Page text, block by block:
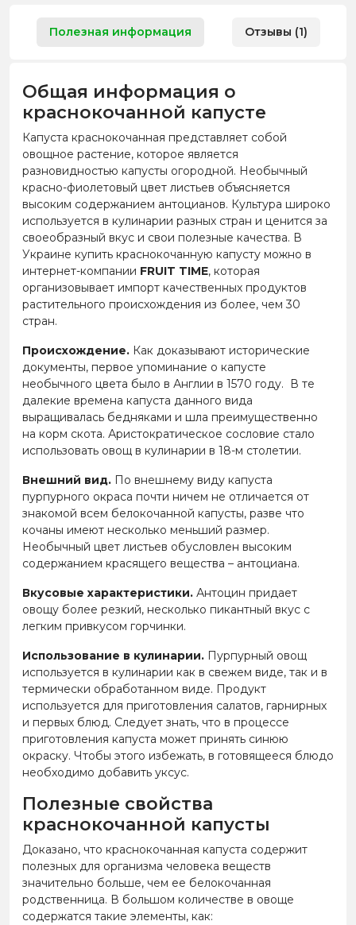
Полезная информация Отзывы (1)
Общая информация о
краснокочанной капусте
Капуста краснокочанная представляет собой
овощное растение, которое является
разновидностью капусты огородной. Необычный
красно-фиолетовый цвет листьев объясняется
высоким содержанием антоцианов. Культура широко
используется в кулинарии разных стран и ценится за
своеобразный вкус и свои полезные качества. В
Украине купить краснокочанную капусту можно в
интернет-компании FRUIT TIME, которая
организовывает импорт качественных продуктов
растительного происхождения из более, чем 30
стран.
Происхождение. Как доказывают исторические
документы, первое упоминание о капусте
необычного цвета было в Англии в 1570 году. В те
далекие времена капуста данного вида
выращивалась бедняками и шла преимущественно
на корм скота. Аристократическое сословие стало
использовать овощ в кулинарии в 18-м столетии.
Внешний вид. По внешнему виду капуста
пурпурного окраса почти ничем не отличается от
знакомой всем белокочанной капусты, разве что
кочаны имеют несколько меньший размер.
Необычный цвет листьев обусловлен высоким
содержанием красящего вещества – антоциана.
Вкусовые характеристики. Антоцин придает
овощу более резкий, несколько пикантный вкус с
легким привкусом горчинки.
Использование в кулинарии. Пурпурный овощ
используется в кулинарии как в свежем виде, так и в
термически обработанном виде. Продукт
используется для приготовления салатов, гарнирных
и первых блюд. Следует знать, что в процессе
приготовления капуста может принять синюю
окраску. Чтобы этого избежать, в готовящееся блюдо
необходимо добавить уксус.
Полезные свойства
краснокочанной капусты
Доказано, что краснокочанная капуста содержит
полезных для организма человека веществ
значительно больше, чем ее белокочанная
родственница. В большом количестве в овоще
содержатся такие элементы, как: